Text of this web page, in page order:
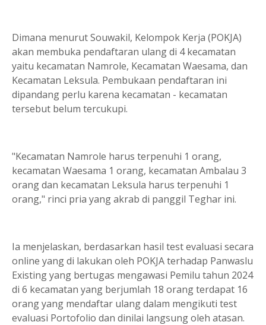
Dimana menurut Souwakil, Kelompok Kerja (POKJA)
akan membuka pendaftaran ulang di 4 kecamatan
yaitu kecamatan Namrole, Kecamatan Waesama, dan
Kecamatan Leksula. Pembukaan pendaftaran ini
dipandang perlu karena kecamatan - kecamatan
tersebut belum tercukupi.
"Kecamatan Namrole harus terpenuhi 1 orang,
kecamatan Waesama 1 orang, kecamatan Ambalau 3
orang dan kecamatan Leksula harus terpenuhi 1
orang," rinci pria yang akrab di panggil Teghar ini.
Ia menjelaskan, berdasarkan hasil test evaluasi secara
online yang di lakukan oleh POKJA terhadap Panwaslu
Existing yang bertugas mengawasi Pemilu tahun 2024
di 6 kecamatan yang berjumlah 18 orang terdapat 16
orang yang mendaftar ulang dalam mengikuti test
evaluasi Portofolio dan dinilai langsung oleh atasan.